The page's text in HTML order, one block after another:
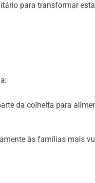
para transformar
da colheita para
às famílias mais